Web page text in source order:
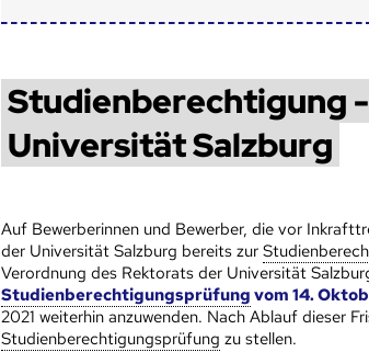
Studienberechtigung
Universität Salzburg
Auf Bewerberinnen und Bewerber, die vor
der Universität Salzburg bereits zur
Verordnung des Rektorats der Universität
Studienberechtigungsprüfung vom 14.
2021 weiterhin anzuwenden. Nach Ablauf dieser
Studienberechtigungsprüfung zu stellen.